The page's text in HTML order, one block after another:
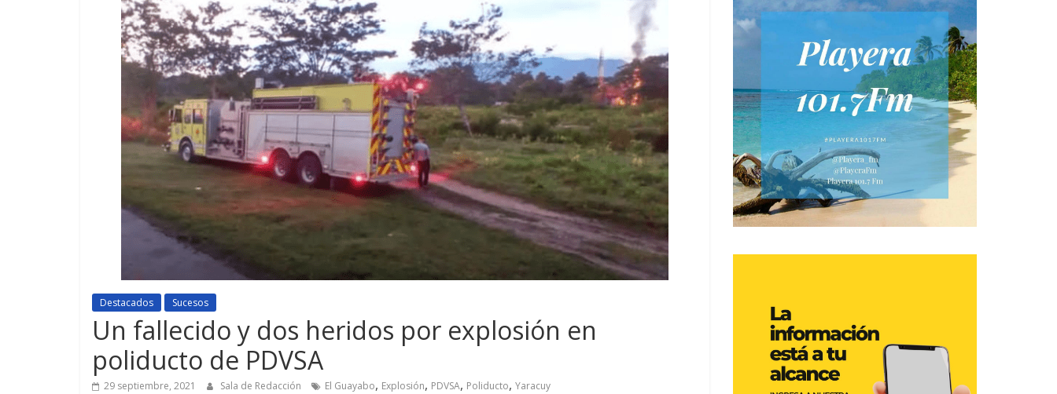
Destacados Sucesos
Un fallecido y dos heridos por explosión en
poliducto de PDVSA
29 septiembre, 2021 Sala de Redacción El Guayabo, Explosión, PDVSA, Poliducto, Yaracuy